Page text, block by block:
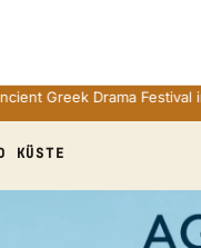
Drama Festival in
KÜSTE